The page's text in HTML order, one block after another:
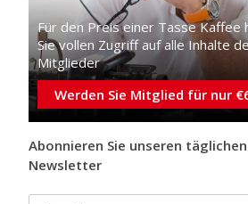
Für den Preis einer Tasse Kaffee
Sie vollen Zugriff auf alle Inhalte
Mitglieder
Werden Sie Mitglied für nur
Abonnieren Sie unseren täglichen
Newsletter